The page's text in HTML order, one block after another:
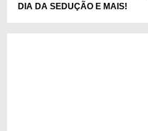
DIA DA SEDUÇÃO E MAIS!